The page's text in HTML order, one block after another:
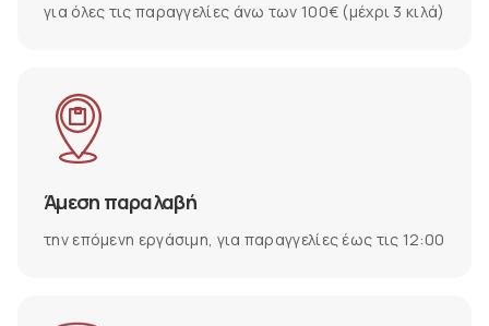
για όλες τις παραγγελίες άνω των 100€ (μέχρι 3 κιλά)
Άμεση παραλαβή
την επόμενη εργάσιμη, για παραγγελίες έως τις 12:00